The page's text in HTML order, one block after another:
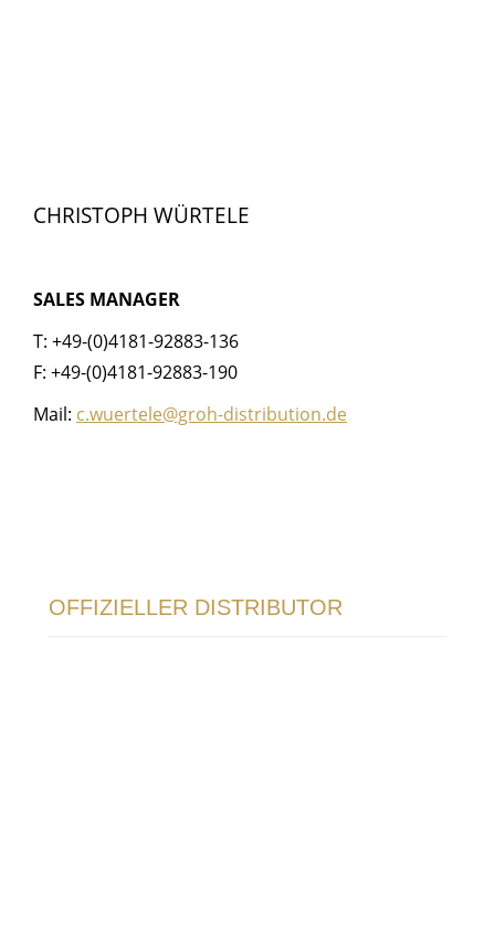
CHRISTOPH WÜRTELE
SALES MANAGER
T: +49-(0)4181-92883-136
F: +49-(0)4181-92883-190
Mail: c.wuertele@groh-distribution.de
OFFIZIELLER DISTRIBUTOR